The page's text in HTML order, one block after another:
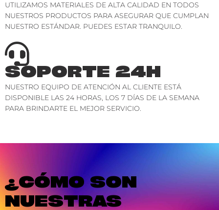
UTILIZAMOS MATERIALES DE ALTA CALIDAD EN TODOS
NUESTROS PRODUCTOS PARA ASEGURAR QUE CUMPLAN
NUESTRO ESTÁNDAR. PUEDES ESTAR TRANQUILO.
SOPORTE 24H
NUESTRO EQUIPO DE ATENCIÓN AL CLIENTE ESTÁ
DISPONIBLE LAS 24 HORAS, LOS 7 DÍAS DE LA SEMANA
PARA BRINDARTE EL MEJOR SERVICIO.
¿CÓMO SON
NUESTRAS